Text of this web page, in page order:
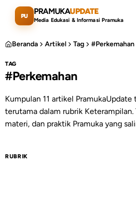
Lewati ke konten utama
PU PRAMUKAUPDATE
Media Edukasi & Informasi Pramuka
Cari artikel
Beranda Artikel Tag #Perkemahan
TAG
#Perkemahan
Kumpulan 11 artikel PramukaUpdate
terutama dalam rubrik Keterampilan.
materi, dan praktik Pramuka yang
RUBRIK